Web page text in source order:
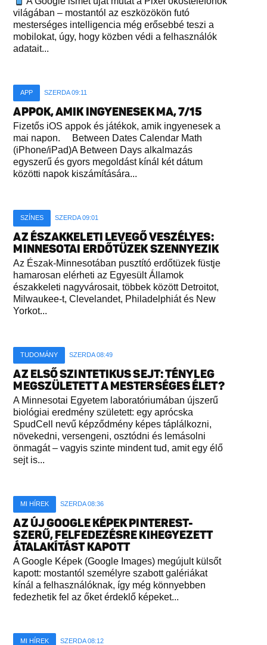
világában – mostantól az eszközökön futó
mesterséges intelligencia még erősebbé teszi a
mobilokat, úgy, hogy közben védi a felhasználók
adatait...
APP SZERDA 09:11
APPOK, AMIK INGYENESEK MA, 7/15
Fizetős iOS appok és játékok, amik ingyenesek a
mai napon. Between Dates Calendar Math
(iPhone/iPad)A Between Days alkalmazás
egyszerű és gyors megoldást kínál két dátum
közötti napok kiszámítására...
SZÍNES SZERDA 09:01
AZ ÉSZAKKELETI LEVEGŐ VESZÉLYES:
MINNESOTAI ERDŐTÜZEK SZENNYEZIK
Az Észak-Minnesotában pusztító erdőtüzek füstje
hamarosan elérheti az Egyesült Államok
északkeleti nagyvárosait, többek között Detroitot,
Milwaukee-t, Clevelandet, Philadelphiát és New
Yorkot...
TUDOMÁNY SZERDA 08:49
AZ ELSŐ SZINTETIKUS SEJT: TÉNYLEG
MEGSZÜLETETT A MESTERSÉGES ÉLET?
A Minnesotai Egyetem laboratóriumában újszerű
biológiai eredmény született: egy aprócska
SpudCell nevű képződmény képes táplálkozni,
növekedni, versengeni, osztódni és lemásolni
önmagát – vagyis szinte mindent tud, amit egy élő
sejt is...
MI HÍREK SZERDA 08:36
AZ ÚJ GOOGLE KÉPEK PINTEREST-
SZERŰ, FELFEDEZÉSRE KIHEGYEZETT
ÁTALAKÍTÁST KAPOTT
A Google Képek (Google Images) megújult külsőt
kapott: mostantól személyre szabott galériákat
kínál a felhasználóknak, így még könnyebben
fedezhetik fel az őket érdeklő képeket...
MI HÍREK SZERDA 08:12